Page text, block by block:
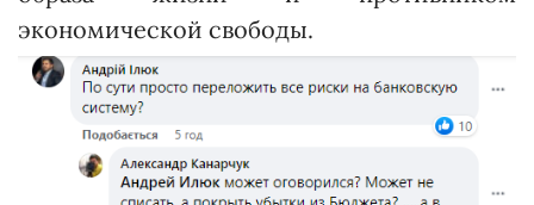
экономической свободы.